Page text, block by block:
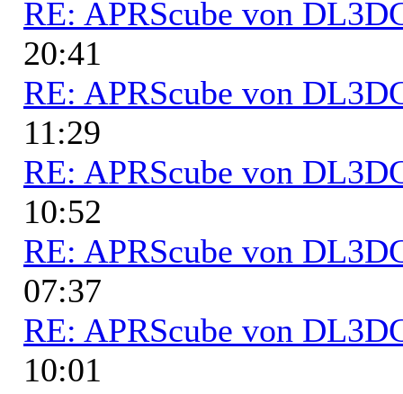
RE: APRScube von
20:41
RE: APRScube von
11:29
RE: APRScube von
10:52
RE: APRScube von
07:37
RE: APRScube von
10:01